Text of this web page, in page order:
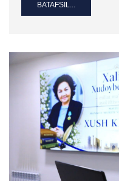
BATAFSIL...